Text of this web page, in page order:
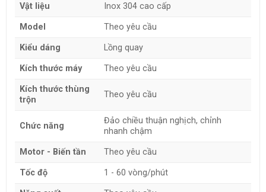
Vật liệu Inox 304 cao cấp
Model Theo yêu cầu
Kiểu dáng Lồng quay
Kích thước máy Theo yêu cầu
Kích thước thùng
trộn
Theo yêu cầu
Chức năng
Đảo chiều thuận nghịch, chỉnh
nhanh chậm
Motor - Biến tần Theo yêu cầu
Tốc độ 1 - 60 vòng/phút